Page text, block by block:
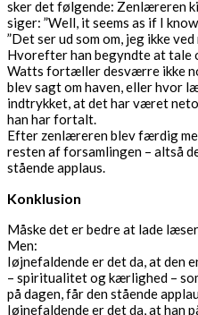
sker det følgende: Zenlæreren
siger: ”Well, it seems as if I
”Det ser ud som om, jeg ikke
Hvorefter han begyndte at tale
Watts fortæller desværre ikke
blev sagt om haven, eller hvor
indtrykket, at det har været
han har fortalt.
Efter zenlæreren blev færdig
resten af forsamlingen – altså
stående applaus.
Konklusion
Måske det er bedre at lade
Men:
Iøjnefaldende er det da, at den
– spiritualitet og kærlighed –
på dagen, får den stående
Iøjnefaldende er det da, at han